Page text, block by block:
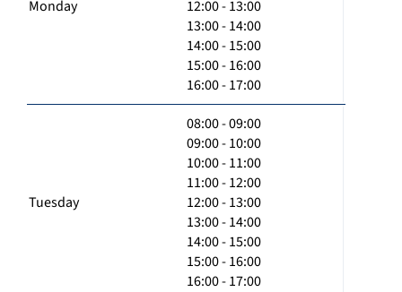
Monday
12:00 - 13:00
13:00 - 14:00
14:00 - 15:00
15:00 - 16:00
16:00 - 17:00
Tuesday
08:00 - 09:00
09:00 - 10:00
10:00 - 11:00
11:00 - 12:00
12:00 - 13:00
13:00 - 14:00
14:00 - 15:00
15:00 - 16:00
16:00 - 17:00